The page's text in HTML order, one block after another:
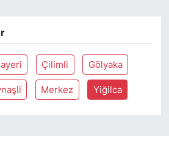
Çilimli Gölyaka
Merkez Yiğilca
GÜNDEMİ